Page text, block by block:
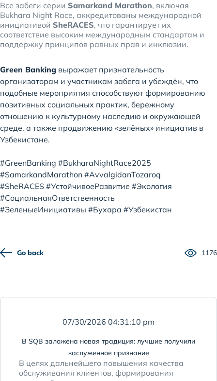
Все забеги серии Samarkand Marathon, включая
Bukhara Night Race, аккредитованы международной
инициативой SheRACES, что гарантирует их
соответствие высоким международным стандартам и
поддержку принципов равных прав и инклюзии.
Green Banking выражает признательность
организаторам и участникам забега и убеждён, что
подобные мероприятия способствуют формированию
позитивных социальных практик, бережному
отношению к культурному наследию и окружающей
среде, а также продвижению «зелёных» инициатив в
Узбекистане.
#GreenBanking #BukharaNightRace2025
#SamarkandMarathon #AvvalgidanTozaroq
#SheRACES #УстойчивоеРазвитие #Экология
#СоциальнаяОтветственность
#ЗеленыеИнициативы #Бухара #Узбекистан
Go back 1176
07/30/2026 04:31:10 pm
В SQB заложена новая традиция: лучшие получили
заслуженное признание
В целях дальнейшего повышения качества
обслуживания клиентов, формирования